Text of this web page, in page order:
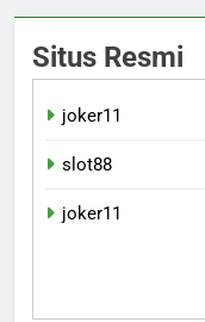
Situs Resmi
joker11
slot88
joker11